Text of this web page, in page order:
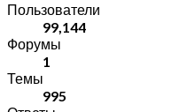
Пользователи
99,144
Форумы
1
Темы
995